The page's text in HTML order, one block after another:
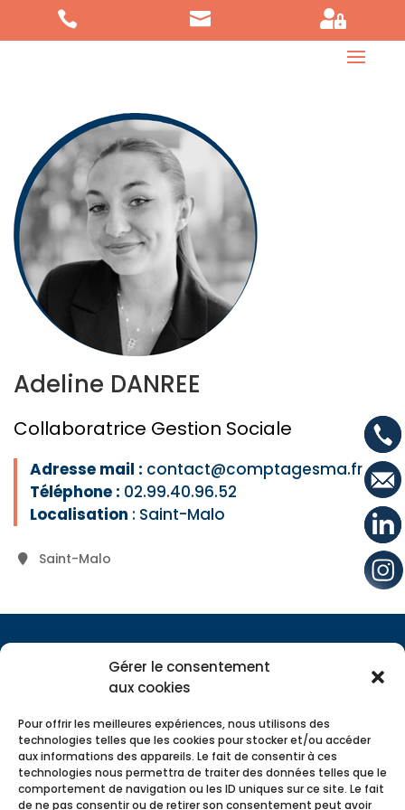
Gérer le consentement
aux cookies
Pour offrir les meilleures expériences, nous utilisons des
technologies telles que les cookies pour stocker et/ou accéder
aux informations des appareils. Le fait de consentir à ces
technologies nous permettra de traiter des données telles que le
comportement de navigation ou les ID uniques sur ce site. Le fait
de ne pas consentir ou de retirer son consentement peut avoir
  
Adeline DANREE
Collaboratrice Gestion Sociale
Adresse mail : contact@comptagesma.fr
Téléphone : 02.99.40.96.52
Localisation : Saint-Malo
Saint-Malo